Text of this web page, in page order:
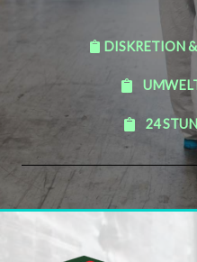
DISKRETION
24